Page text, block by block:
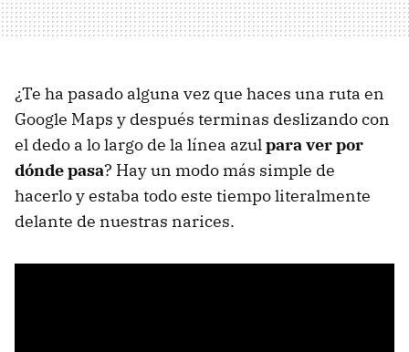
¿Te ha pasado alguna vez que haces una ruta en
Google Maps y después terminas deslizando con
el dedo a lo largo de la línea azulpara ver por
dónde pasa? Hay un modo más simple de
hacerlo y estaba todo este tiempo literalmente
delante de nuestras narices.